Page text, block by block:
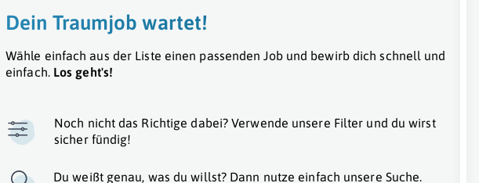
Dein Traumjob wartet!
Wähle einfach aus der Liste einen passenden Job und bewirb dich schnell und
einfach. Los geht's!
Noch nicht das Richtige dabei? Verwende unsere Filter und du wirst
sicher fündig!
Du weißt genau, was du willst? Dann nutze einfach unsere Suche.